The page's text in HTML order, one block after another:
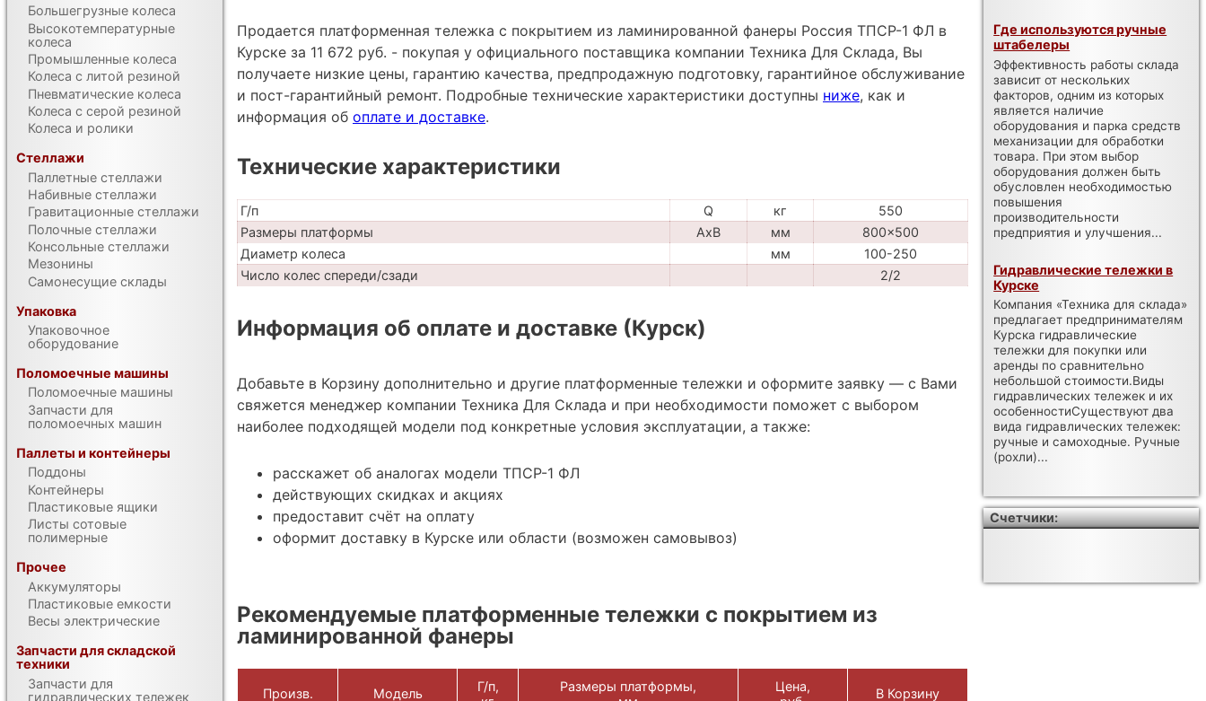
Продается платформенная тележка с покрытием из ламинированной фанеры Россия ТПСР-1 ФЛ в
Курске за 11 672 руб. - покупая у официального поставщика компании Техника Для Склада, Вы
получаете низкие цены, гарантию качества, предпродажную подготовку, гарантийное обслуживание
и пост-гарантийный ремонт. Подробные технические характеристики доступны ниже, как и
информация об оплате и доставке.
Технические характеристики
Г/п Q кг
550
Размеры платформы
AxB мм
800x500
Диаметр колеса
мм
100-250
Число колес спереди/сзади
2/2
Информация об оплате и доставке (Курск)
Добавьте в Корзину дополнительно и другие платформенные тележки и оформите заявку — с Вами
свяжется менеджер компании Техника Для Склада и при необходимости поможет с выбором
наиболее подходящей модели под конкретные условия эксплуатации, а также:
расскажет об аналогах модели ТПСР-1 ФЛ
действующих скидках и акциях
предоставит счёт на оплату
оформит доставку в Курске или области (возможен самовывоз)
Рекомендуемые платформенные тележки с покрытием из
ламинированной фанеры
Произв. Модель
Г/п,
Размеры платформы,
Цена,
В Корзину
Большегрузные колеса
Высокотемпературные
колеса
Промышленные колеса
Колеса с литой резиной
Пневматические колеса
Колеса с серой резиной
Колеса и ролики
Стеллажи
Паллетные стеллажи
Набивные стеллажи
Гравитационные стеллажи
Полочные стеллажи
Консольные стеллажи
Мезонины
Самонесущие склады
Упаковка
Упаковочное
оборудование
Поломоечные машины
Поломоечные машины
Запчасти для
поломоечных машин
Паллеты и контейнеры
Поддоны
Контейнеры
Пластиковые ящики
Листы сотовые
полимерные
Прочее
Аккумуляторы
Пластиковые емкости
Весы электрические
Запчасти для складской
техники
Запчасти для
гидравлических тележек
Где используются ручные
штабелеры
Эффективность работы склада
зависит от нескольких
факторов, одним из которых
является наличие
оборудования и парка средств
механизации для обработки
товара. При этом выбор
оборудования должен быть
обусловлен необходимостью
повышения
производительности
предприятия и улучшения...
Гидравлические тележки в
Курске
Компания «Техника для склада»
предлагает предпринимателям
Курска гидравлические
тележки для покупки или
аренды по сравнительно
небольшой стоимости.Виды
гидравлических тележек и их
особенностиСуществуют два
вида гидравлических тележек:
ручные и самоходные. Ручные
(рохли)...
Счетчики: